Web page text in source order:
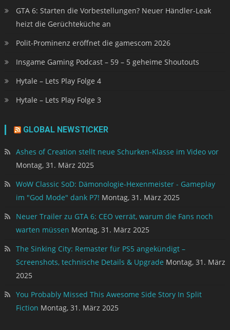
GTA 6: Starten die Vorbestellungen? Neuer Händler-Leak
heizt die Gerüchteküche an
Polit-Prominenz eröffnet die gamescom 2026
Insgame Gaming Podcast – 59 – 5 geheime Shoutouts
Hytale – Lets Play Folge 4
Hytale – Lets Play Folge 3
GLOBAL NEWSTICKER
Ashes of Creation stellt neue Schurken-Klasse im Video vor
Montag, 31. März 2025
WoW Classic SoD: Dämonologie-Hexenmeister - Gameplay
im "God Mode" dank P7! Montag, 31. März 2025
Neuer Trailer zu GTA 6: CEO verrät, warum die Fans noch
warten müssen Montag, 31. März 2025
The Sinking City: Remaster für PS5 angekündigt –
Screenshots, technische Details & Upgrade Montag, 31. März
2025
You Probably Missed This Awesome Side Story In Split
Fiction Montag, 31. März 2025